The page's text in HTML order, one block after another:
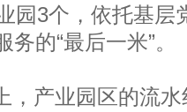
园3个，依托基层
的“最后一米”。
业园区的流水